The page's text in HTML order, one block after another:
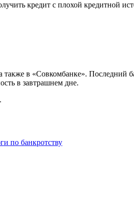
кредит с плохой кредитной
в «Совкомбанке».
в завтрашнем дне.
по банкротству